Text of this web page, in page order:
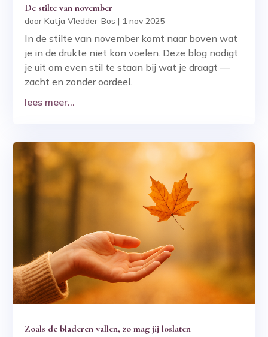
De stilte van november
doorKatja Vledder-Bos | 1 nov 2025
In de stilte van november komt naar boven wat
je in de drukte niet kon voelen. Deze blog nodigt
je uit om even stil te staan bij wat je draagt —
zacht en zonder oordeel.
lees meer...
Zoals de bladeren vallen, zo mag jij loslaten